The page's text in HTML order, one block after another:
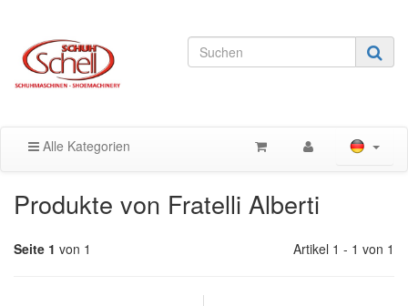
Alle Kategorien
Produkte von Fratelli Alberti
Seite 1 von 1 Artikel 1 - 1 von 1